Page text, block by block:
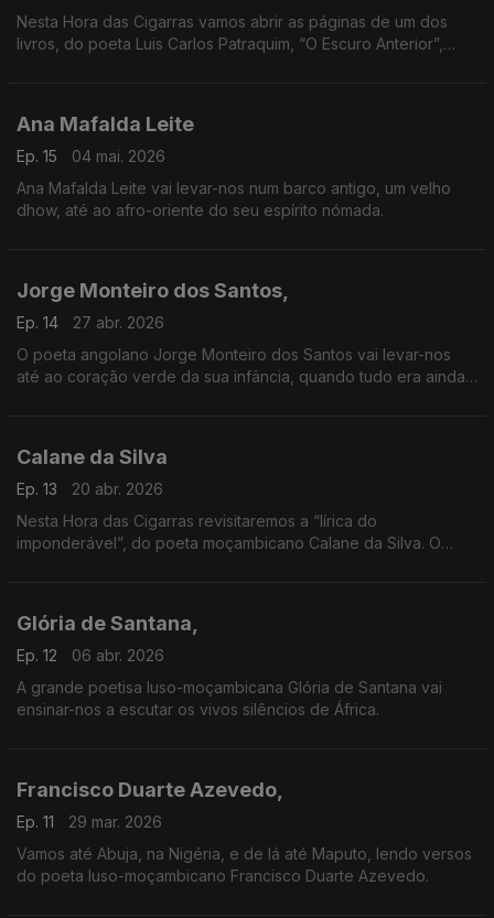
Nesta Hora das Cigarras vamos abrir as páginas de um dos
livros, do poeta Luis Carlos Patraquim, “O Escuro Anterior”,
Ana Mafalda Leite
Ep. 15
04 mai. 2026
Ana Mafalda Leite vai levar-nos num barco antigo, um velho
dhow, até ao afro-oriente do seu espírito nómada.
Jorge Monteiro dos Santos,
Ep. 14
27 abr. 2026
O poeta angolano Jorge Monteiro dos Santos vai levar-nos
até ao coração verde da sua infância, quando tudo era ainda
Calane da Silva
Ep. 13
20 abr. 2026
Nesta Hora das Cigarras revisitaremos a “lírica do
imponderável”, do poeta moçambicano Calane da Silva. O
Glória de Santana,
Ep. 12
06 abr. 2026
A grande poetisa luso-moçambicana Glória de Santana vai
ensinar-nos a escutar os vivos silêncios de África.
Francisco Duarte Azevedo,
Ep. 11
29 mar. 2026
Vamos até Abuja, na Nigéria, e de lá até Maputo, lendo versos
do poeta luso-moçambicano Francisco Duarte Azevedo.